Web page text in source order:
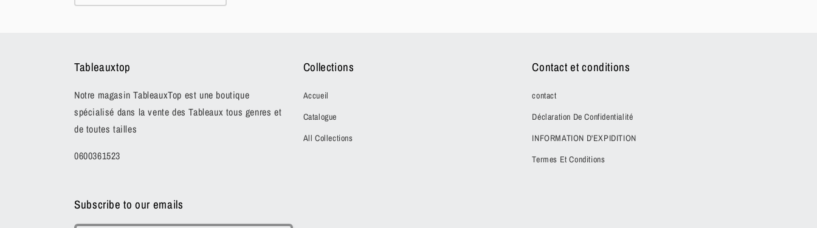
Tableauxtop
Notre magasin TableauxTop est une boutique
spécialisé dans la vente des Tableaux tous genres et
de toutes tailles
0600361523
Collections
Accueil
Catalogue
All Collections
Contact et conditions
contact
Déclaration De Confidentialité
INFORMATION D'EXPIDITION
Termes Et Conditions
Subscribe to our emails